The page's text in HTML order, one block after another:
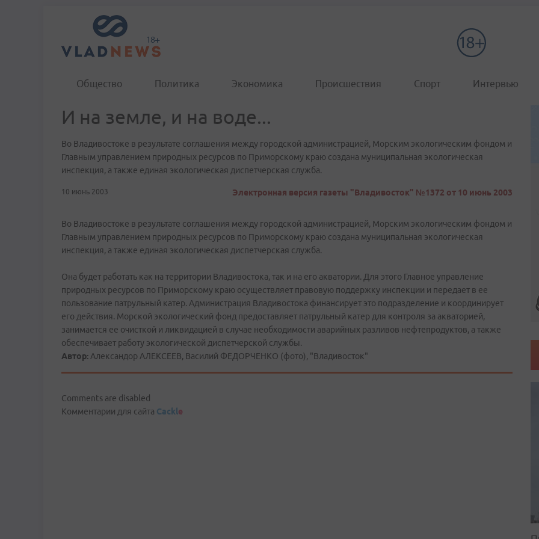
Общество Политика Экономика Происшествия Спорт Интервью
И на земле, и на воде...
Во Владивостоке в результате соглашения между городской администрацией, Морским экологическим фондом и
Главным управлением природных ресурсов по Приморскому краю создана муниципальная экологическая
инспекция, а также единая экологическая диспетчерская служба.
10 июнь 2003 Электронная версия газеты "Владивосток" №1372 от 10 июнь 2003
Во Владивостоке в результате соглашения между городской администрацией, Морским экологическим фондом и
Главным управлением природных ресурсов по Приморскому краю создана муниципальная экологическая
инспекция, а также единая экологическая диспетчерская служба.
Она будет работать как на территории Владивостока, так и на его акватории. Для этого Главное управление
природных ресурсов по Приморскому краю осуществляет правовую поддержку инспекции и передает в ее
пользование патрульный катер. Администрация Владивостока финансирует это подразделение и координирует
его действия. Морской экологический фонд предоставляет патрульный катер для контроля за акваторией,
занимается ее очисткой и ликвидацией в случае необходимости аварийных разливов нефтепродуктов, а также
обеспечивает работу экологической диспетчерской службы.
Автор: Александор АЛЕКСЕЕВ, Василий ФЕДОРЧЕНКО (фото), "Владивосток"
Comments are disabled
Комментарии для сайта Cackle